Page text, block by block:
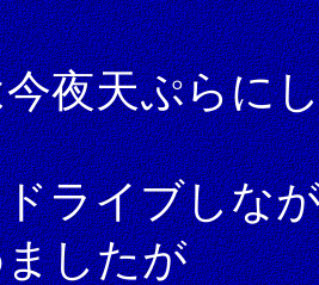
夜天ぷらに
ライブしな
したが